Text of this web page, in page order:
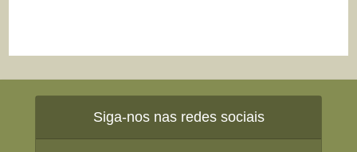
Siga-nos nas redes sociais